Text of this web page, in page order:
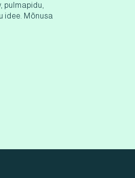
pulmapidu,
idee. Mõnusa